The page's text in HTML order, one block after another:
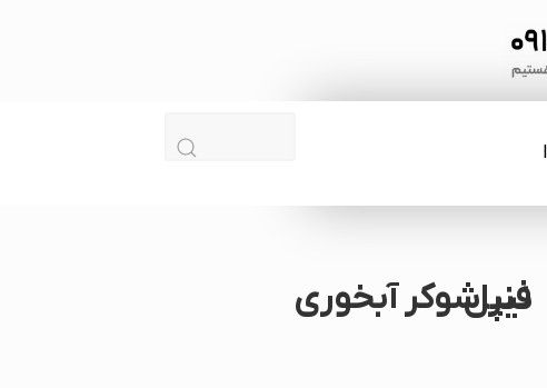
فنر شوکر آبخوری نیپل